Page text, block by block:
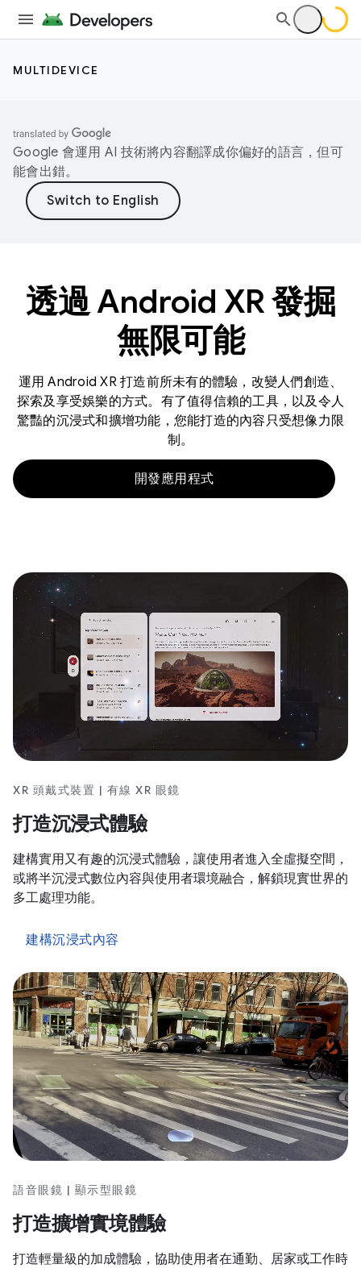
MULTIDEVICE
Google 會運用 AI 技術將內容翻譯成你偏好的語言，但可
能會出錯。
透過 Android XR 發掘
無限可能
運用 Android XR 打造前所未有的體驗，改變人們創造、
探索及享受娛樂的方式。有了值得信賴的工具，以及令人
驚豔的沉浸式和擴增功能，您能打造的內容只受想像力限
制。
開發應用程式
XR 頭戴式裝置 | 有線 XR 眼鏡
打造沉浸式體驗
建構實用又有趣的沉浸式體驗，讓使用者進入全虛擬空間，
或將半沉浸式數位內容與使用者環境融合，解鎖現實世界的
多工處理功能。
建構沉浸式內容
語音眼鏡 | 顯示型眼鏡
打造擴增實境體驗
打造輕量級的加成體驗，協助使用者在通勤、居家或工作時